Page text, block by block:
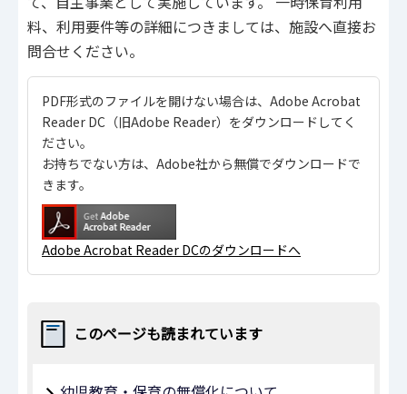
料、利用要件等の詳細につきましては、施設へ直接お
問合せください。
PDF形式のファイルを開けない場合は、Adobe Acrobat
Reader DC（旧Adobe Reader）をダウンロードしてく
ださい。
お持ちでない方は、Adobe社から無償でダウンロードで
きます。
Adobe Acrobat Reader DCのダウンロードへ
このページも読まれています